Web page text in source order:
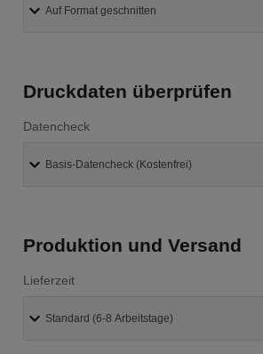
Druckdaten überprüfen
Datencheck
Produktion und Versand
Lieferzeit